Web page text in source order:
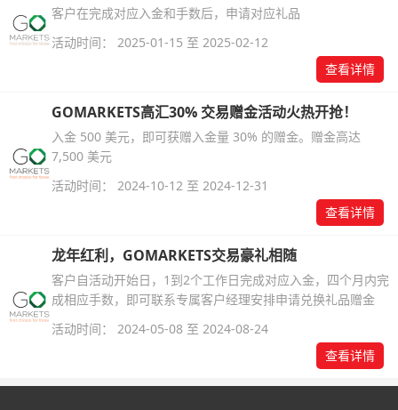
客户在完成对应入金和手数后，申请对应礼品
活动时间： 2025-01-15 至 2025-02-12
查看详情
GOMARKETS高汇30% 交易赠金活动火热开抢！
入金 500 美元，即可获赠入金量 30% 的赠金。赠金高达
7,500 美元
活动时间： 2024-10-12 至 2024-12-31
查看详情
龙年红利，GOMARKETS交易豪礼相随
客户自活动开始日，1到2个工作日完成对应入金，四个月内完
成相应手数，即可联系专属客户经理安排申请兑换礼品赠金
活动时间： 2024-05-08 至 2024-08-24
查看详情